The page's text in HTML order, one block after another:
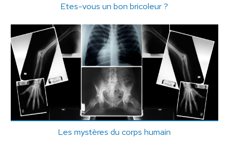
Etes-vous un bon bricoleur ?
Les mystères du corps humain